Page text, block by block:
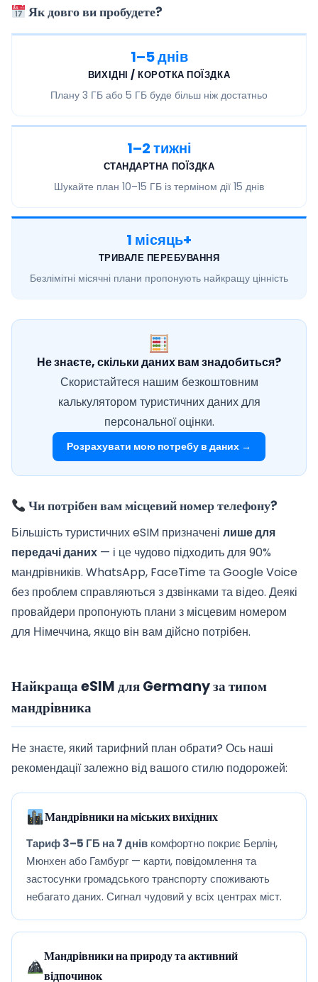
Як довго ви пробудете?
1–5 днів
ВИХІДНІ / КОРОТКА ПОЇЗДКА
Плану 3 ГБ або 5 ГБ буде більш ніж достатньо
1–2 тижні
СТАНДАРТНА ПОЇЗДКА
Шукайте план 10–15 ГБ із терміном дії 15 днів
1 місяць+
ТРИВАЛЕ ПЕРЕБУВАННЯ
Безлімітні місячні плани пропонують найкращу цінність
Не знаєте, скільки даних вам знадобиться?
Скористайтеся нашим безкоштовним
калькулятором туристичних даних для
персональної оцінки.
Розрахувати мою потребу в даних →
Чи потрібен вам місцевий номер телефону?
Більшість туристичних eSIM призначені лише для
передачі даних — і це чудово підходить для 90%
мандрівників. WhatsApp, FaceTime та Google Voice
без проблем справляються з дзвінками та відео. Деякі
провайдери пропонують плани з місцевим номером
для Німеччина, якщо він вам дійсно потрібен.
Найкраща eSIM для Germany за типом
мандрівника
Не знаєте, який тарифний план обрати? Ось наші
рекомендації залежно від вашого стилю подорожей:
Мандрівники на міських вихідних
Тариф 3–5 ГБ на 7 днів комфортно покриє Берлін,
Мюнхен або Гамбург — карти, повідомлення та
застосунки громадського транспорту споживають
небагато даних. Сигнал чудовий у всіх центрах міст.
Мандрівники на природу та активний
відпочинок